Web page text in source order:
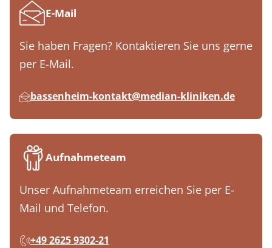
E-Mail
Sie haben Fragen? Kontaktieren Sie uns gerne
per E-Mail.
bassenheim-kontakt@median-kliniken.de
Aufnahmeteam
Unser Aufnahmeteam erreichen Sie per E-
Mail und Telefon.
+49 2625 9302-21